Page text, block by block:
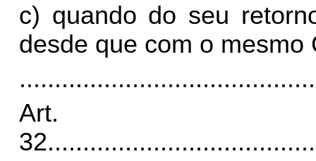
c) quando do seu
desde que com o mesmo
Art.
32.